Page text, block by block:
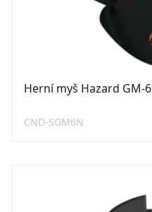
Herní myš Hazard GM-6
CND-SGM6N